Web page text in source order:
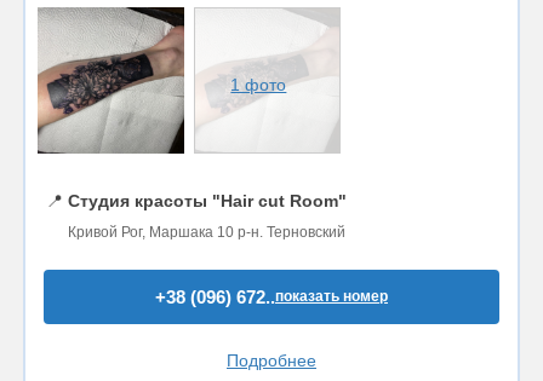
1 фото
📍 Студия красоты "Hair cut Room"
Кривой Рог, Маршака 10 р-н. Терновский
+38 (096) 672..показать номер
Подробнее